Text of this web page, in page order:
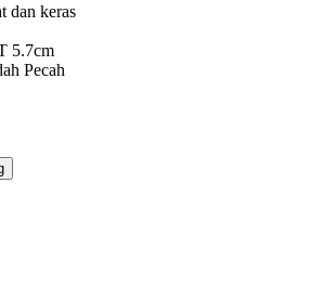
dan keras
5.7cm
Pecah